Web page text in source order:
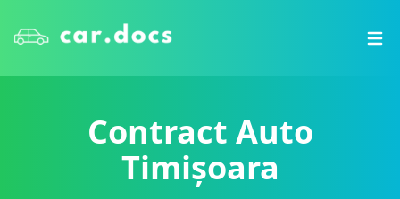
Contract Auto
Timișoara